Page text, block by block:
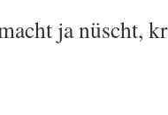
ja nüscht,